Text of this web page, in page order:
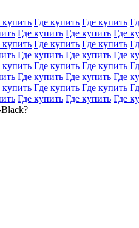
купить Где купить Где купить
Где купить Где купить Где
купить Где купить Где купить
Где купить Где купить Где
купить Где купить Где купить
Где купить Где купить Где
купить Где купить Где купить
Где купить Где купить Где